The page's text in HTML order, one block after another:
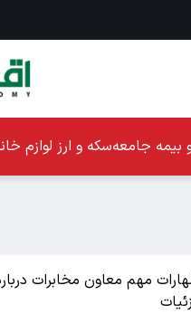
بیمه جامعهسکه و ارز لوازم
مهم معاون مخابرات